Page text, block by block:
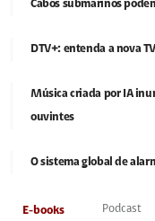
Cabos submarinos
DTV+: entenda a nova
Música criada por IA
ouvintes
O sistema global de
E-books Podcast